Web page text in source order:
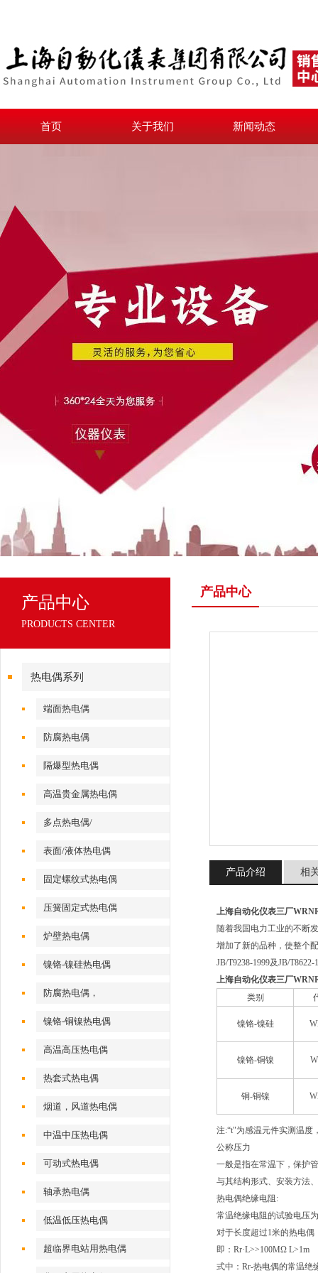
首页 关于我们 新闻动态
产品中心
PRODUCTS CENTER
热电偶系列
端面热电偶
防腐热电偶
隔爆型热电偶
高温贵金属热电偶
多点热电偶/
表面/液体热电偶
固定螺纹式热电偶
压簧固定式热电偶
炉壁热电偶
镍铬-镍硅热电偶
防腐热电偶，
镍铬-铜镍热电偶
高温高压热电偶
热套式热电偶
烟道，风道热电偶
中温中压热电偶
可动式热电偶
轴承热电偶
低温低压热电偶
超临界电站用热电偶
产品中心
产品介绍 相
上海自动化仪表三厂
随着我国电力工业的不断
增加了新的品种，使整个
JB/T9238-1999及JB/T8622-
上海自动化仪表三厂
类别
镍铬-镍硅
镍铬-铜镍
铜-铜镍
注:“t"为感温元件实测温度
公称压力
一般是指在常温下，保护
与其结构形式、安装方法
热电偶绝缘电阻:
常温绝缘电阻的试验电压
对于长度超过1米的热电偶
即：Rr·L>>100MΩ L>1m
式中：Rr-热电偶的常温绝